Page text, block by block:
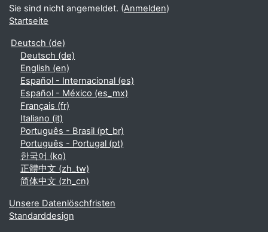
Sie sind nicht angemeldet. (Anmelden)
Startseite
Deutsch ‎(de)‎
Deutsch ‎(de)‎
English ‎(en)‎
Español - Internacional ‎(es)‎
Español - México ‎(es_mx)‎
Français ‎(fr)‎
Italiano ‎(it)‎
Português - Brasil ‎(pt_br)‎
Português - Portugal ‎(pt)‎
한국어 ‎(ko)‎
正體中文 ‎(zh_tw)‎
简体中文 ‎(zh_cn)‎
Unsere Datenlöschfristen
Standarddesign